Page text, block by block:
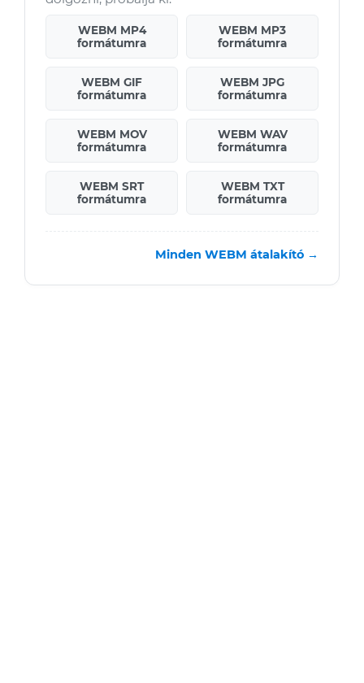
WEBM MP4
formátumra
WEBM MP3
formátumra
WEBM GIF
formátumra
WEBM JPG
formátumra
WEBM MOV
formátumra
WEBM WAV
formátumra
WEBM SRT
formátumra
WEBM TXT
formátumra
Minden WEBM átalakító →